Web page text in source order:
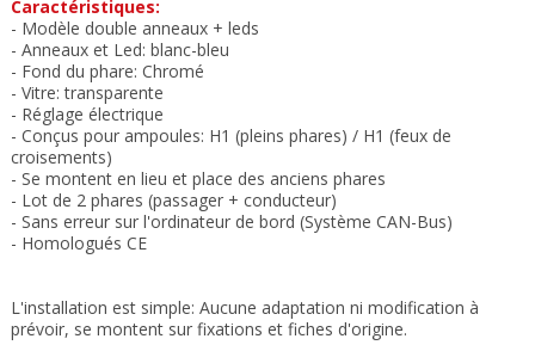
Caractéristiques:
- Modèle double anneaux + leds
- Anneaux et Led: blanc-bleu
- Fond du phare: Chromé
- Vitre: transparente
- Réglage électrique
- Conçus pour ampoules: H1 (pleins phares) / H1 (feux de
croisements)
- Se montent en lieu et place des anciens phares
- Lot de 2 phares (passager + conducteur)
- Sans erreur sur l'ordinateur de bord (Système CAN-Bus)
- Homologués CE
L'installation est simple: Aucune adaptation ni modification à
prévoir, se montent sur fixations et fiches d'origine.